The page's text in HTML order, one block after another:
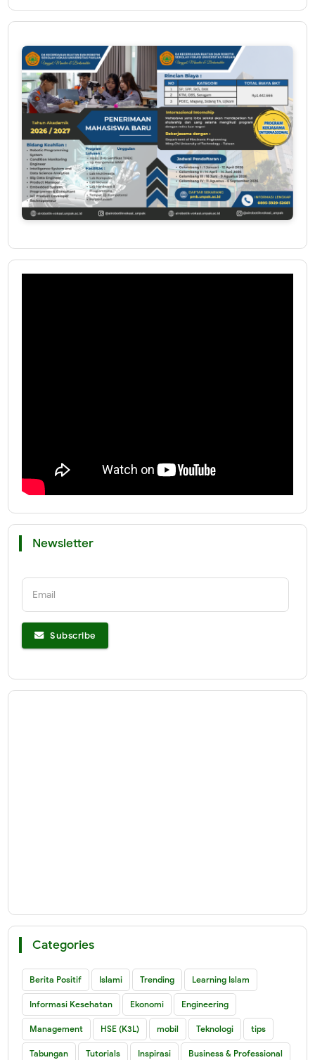
Newsletter
Email
Subscribe
Categories
Berita Positif Islami Trending Learning Islam
Informasi Kesehatan Ekonomi Engineering
Management HSE (K3L) mobil Teknologi tips
Tabungan Tutorials Inspirasi Business & Professional